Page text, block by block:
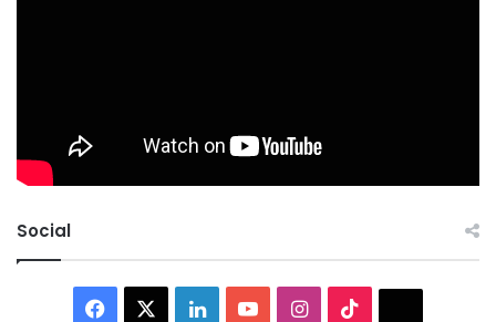
Social
Facebook LinkedInYouTubeInstagram